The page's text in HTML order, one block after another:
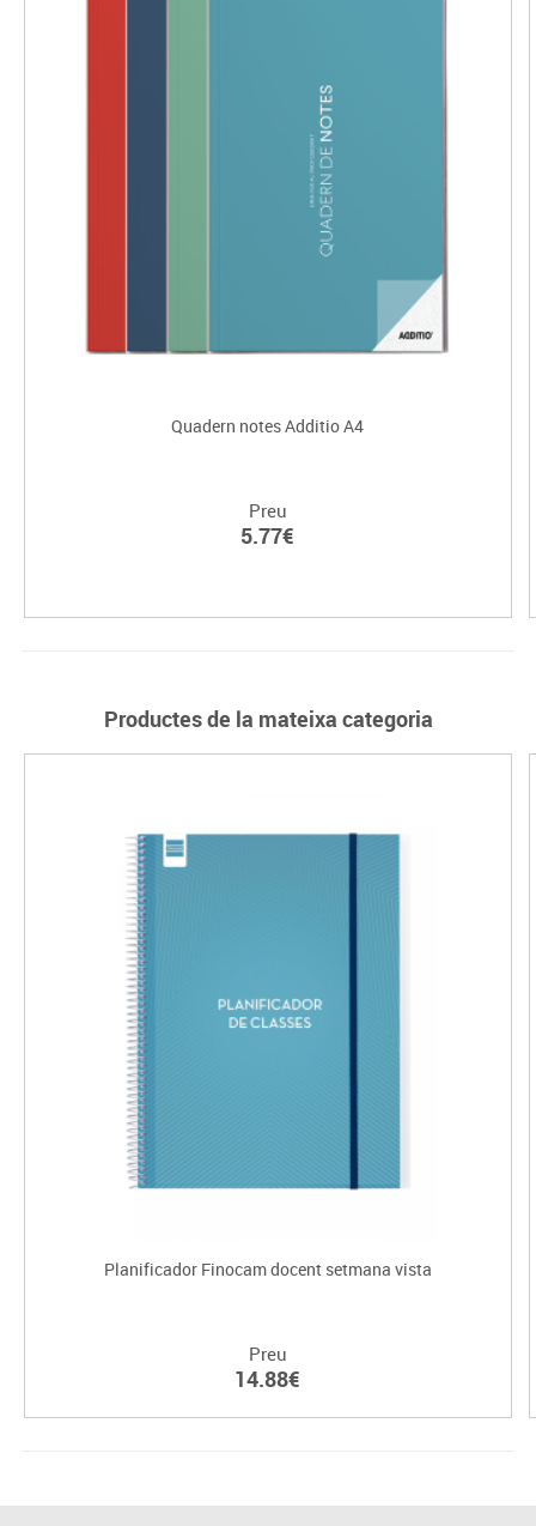
Quadern notes Additio A4
Preu
5.77€
Productes de la mateixa categoria
Planificador Finocam docent setmana vista
Preu
14.88€